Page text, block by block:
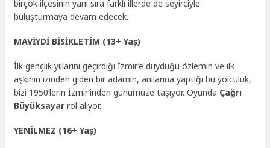
birçok ilçesinin yanı sıra farklı illerde de seyirciyle
buluşturmaya devam edecek.
MAVİYDİ BİSİKLETİM (13+ Yaş)
İlk gençlik yıllarını geçirdiği İzmir’e duyduğu özlemin ve ilk
aşkının izinden giden bir adamın, anılarına yaptığı bu yolculuk,
bizi 1950’lerin İzmir’inden günümüze taşıyor. Oyunda Çağrı
Büyüksayar rol alıyor.
YENİLMEZ (16+ Yaş)